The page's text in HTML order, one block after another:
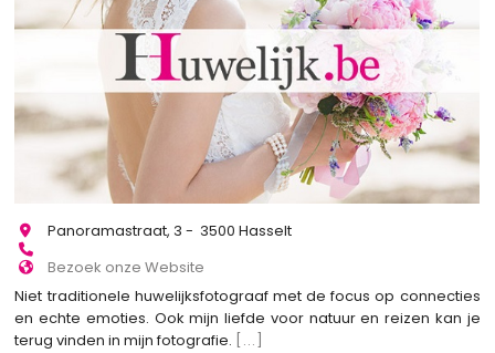
Panoramastraat, 3 - 3500 Hasselt
Bezoek onze Website
Niet traditionele huwelijksfotograaf met de focus op connecties
en echte emoties. Ook mijn liefde voor natuur en reizen kan je
terug vinden in mijn fotografie. [...]